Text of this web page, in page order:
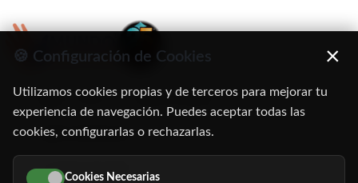
C/ Oruro, 11. 28016 Madrid
91 345 06 26
616 113 103
🍪 Configuración de Cookies ×
Utilizamos cookies propias y de terceros para mejorar tu
experiencia de navegación. Puedes aceptar todas las
cookies, configurarlas o rechazarlas.
Cookies Necesarias